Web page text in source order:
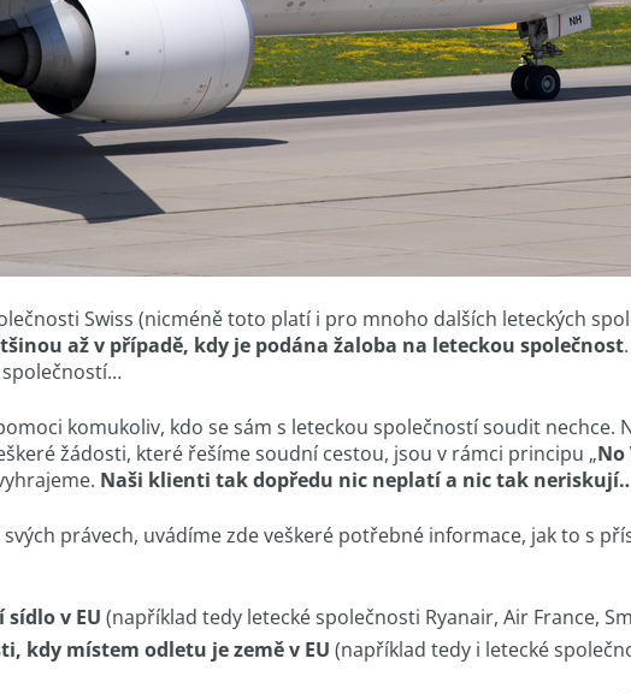
Swiss (nicméně toto platí i pro mnoho dalších leteckých
až v případě, kdy je podána žaloba na leteckou společnost
komukoliv, kdo se sám s leteckou společností soudit nechce.
žádosti, které řešíme soudní cestou, jsou v rámci principu „No
Naši klienti tak dopředu nic neplatí a nic tak
právech, uvádíme zde veškeré potřebné informace, jak to s
v EU (například tedy letecké společnosti Ryanair, Air France,
kdy místem odletu je země v EU (například tedy i letecké